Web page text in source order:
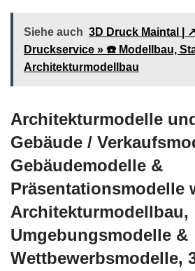
Siehe auch 3D Druck Maintal |
Druckservice » ☎️ Modellbau,
Architekturmodellbau
Architekturmodelle
Gebäude /
Gebäudemodelle &
Präsentationsmodelle
Architekturmodellbau,
Umgebungsmodelle &
Wettbewerbsmodelle,